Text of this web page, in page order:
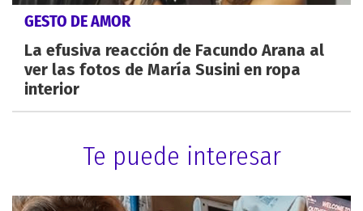
GESTO DE AMOR
La efusiva reacción de Facundo Arana al
ver las fotos de María Susini en ropa
interior
Te puede interesar